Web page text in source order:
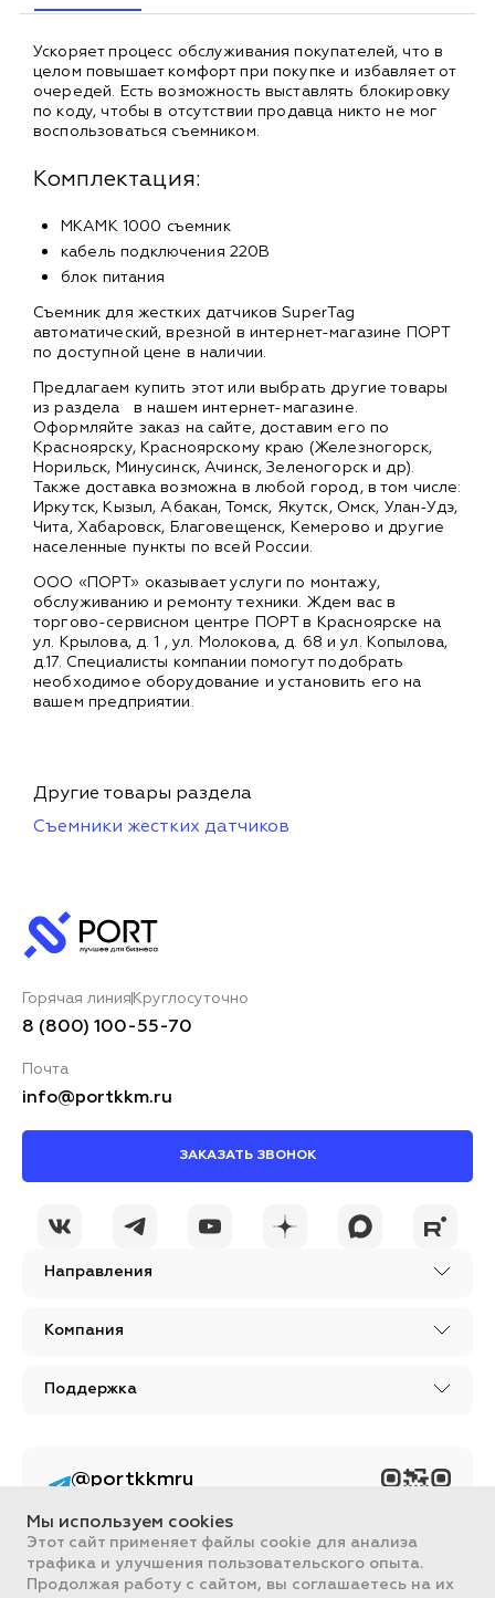
Ускоряет процесс обслуживания покупателей, что в
целом повышает комфорт при покупке и избавляет от
очередей. Есть возможность выставлять блокировку
по коду, чтобы в отсутствии продавца никто не мог
воспользоваться съемником.
Комплектация:
MKAMK 1000 съемник
кабель подключения 220В
блок питания
Съемник для жестких датчиков SuperTag
автоматический, врезной в интернет-магазине ПОРТ
по доступной цене в наличии.
Предлагаем купить этот или выбрать другие товары
из раздела
в нашем интернет-магазине.
Оформляйте заказ на сайте, доставим его по
Красноярску, Красноярскому краю (Железногорск,
Норильск, Минусинск, Ачинск, Зеленогорск и др).
Также доставка возможна в любой город, в том числе:
Иркутск, Кызыл, Абакан, Томск, Якутск, Омск, Улан-Удэ,
Чита, Хабаровск, Благовещенск, Кемерово и другие
населенные пункты по всей России.
ООО «ПОРТ» оказывает услуги по монтажу,
обслуживанию и ремонту техники. Ждем вас в
торгово-сервисном центре ПОРТ в Красноярске на
ул. Крылова, д. 1 , ул. Молокова, д. 68 и ул. Копылова,
д.17. Специалисты компании помогут подобрать
необходимое оборудование и установить его на
вашем предприятии.
Другие товары раздела
Съемники жестких датчиков
Направления
Компания
Поддержка
Горячая линия Круглосуточно
8 (800) 100-55-70
Почта
info@portkkm.ru
ЗАКАЗАТЬ ЗВОНОК
Вся информация, размещенная на сайте, носит ознакомительный
характер и не является публичной офертой, определяемой
@portkkmru
контент PORT - бизнес
портал
Мы используем cookies
Этот сайт применяет файлы cookie для анализа
трафика и улучшения пользовательского опыта.
Продолжая работу с сайтом, вы соглашаетесь на их